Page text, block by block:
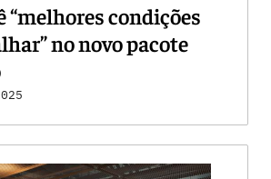
“melhores condições
no novo pacote